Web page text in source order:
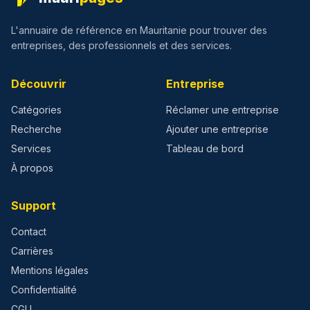
L'annuaire de référence en Mauritanie pour trouver des
entreprises, des professionnels et des services.
Découvrir
Catégories
Recherche
Services
À propos
Entreprise
Réclamer une entreprise
Ajouter une entreprise
Tableau de bord
Support
Contact
Carrières
Mentions légales
Confidentialité